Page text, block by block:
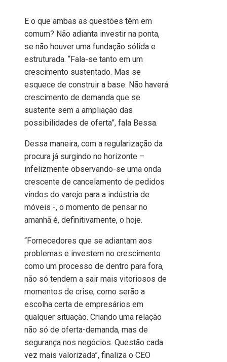
E o que ambas as questões têm em
comum? Não adianta investir na ponta,
se não houver uma fundação sólida e
estruturada. “Fala-se tanto em um
crescimento sustentado. Mas se
esquece de construir a base. Não haverá
crescimento de demanda que se
sustente sem a ampliação das
possibilidades de oferta”, fala Bessa.
Dessa maneira, com a regularização da
procura já surgindo no horizonte –
infelizmente observando-se uma onda
crescente de cancelamento de pedidos
vindos do varejo para a indústria de
móveis -, o momento de pensar no
amanhã é, definitivamente, o hoje.
“Fornecedores que se adiantam aos
problemas e investem no crescimento
como um processo de dentro para fora,
não só tendem a sair mais vitoriosos de
momentos de crise, como serão a
escolha certa de empresários em
qualquer situação. Criando uma relação
não só de oferta-demanda, mas de
segurança nos negócios. Questão cada
vez mais valorizada”, finaliza o CEO